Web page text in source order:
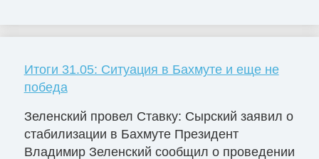
Итоги 31.05: Ситуация в Бахмуте и еще не
победа
Зеленский провел Ставку: Сырский заявил о
стабилизации в Бахмуте Президент
Владимир Зеленский сообщил о проведении